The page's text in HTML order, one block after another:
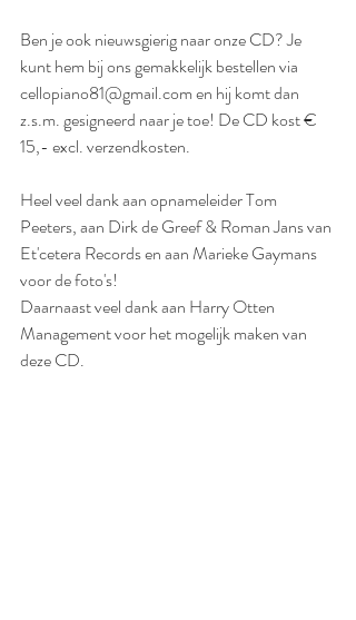
Ben je ook nieuwsgierig naar onze CD? Je
kunt hem bij ons gemakkelijk bestellen via
cellopiano81@gmail.com en hij komt dan
z.s.m. gesigneerd naar je toe! De CD kost €
15,- excl. verzendkosten.
Heel veel dank aan opnameleider Tom
Peeters, aan Dirk de Greef & Roman Jans van
Et'cetera Records en aan Marieke Gaymans
voor de foto's!
Daarnaast veel dank aan Harry Otten
Management voor het mogelijk maken van
deze CD.